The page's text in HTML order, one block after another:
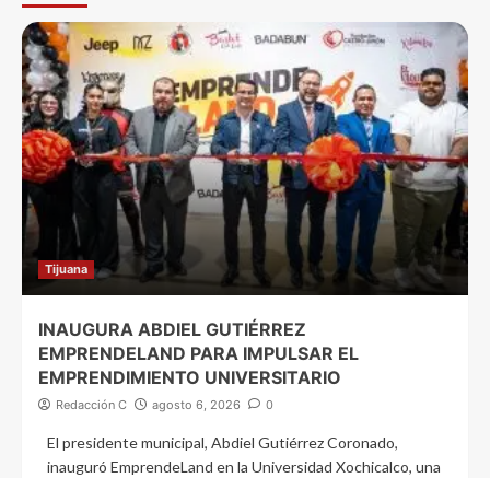
Tijuana
INAUGURA ABDIEL GUTIÉRREZ
EMPRENDELAND PARA IMPULSAR EL
EMPRENDIMIENTO UNIVERSITARIO
Redacción C agosto 6, 2026 0
El presidente municipal, Abdiel Gutiérrez Coronado,
inauguró EmprendeLand en la Universidad Xochicalco, una